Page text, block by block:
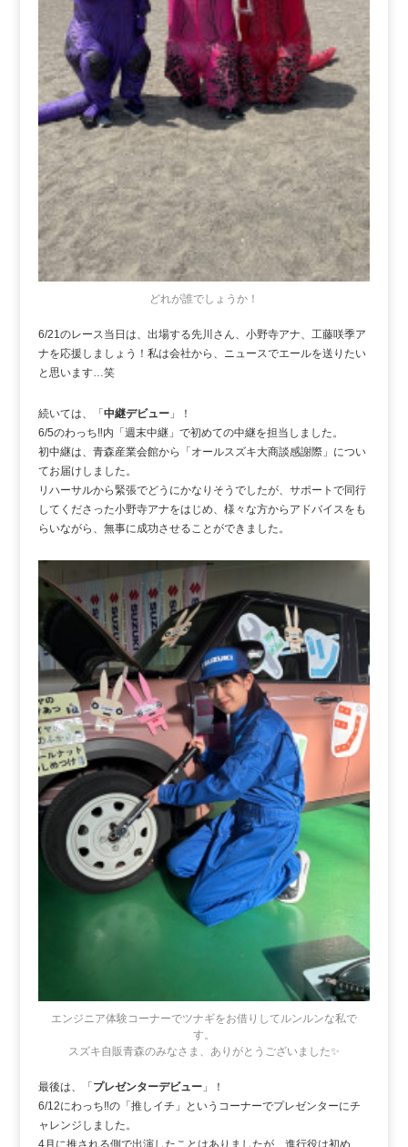
どれが誰でしょうか！
6/21のレース当日は、出場する先川さん、小野寺アナ、工藤咲季ア
ナを応援しましょう！私は会社から、ニュースでエールを送りたい
と思います…笑
続いては、「中継デビュー 」！
6/5のわっち‼内「週末中継」で初めての中継を担当しました。
初中継は、青森産業会館から「オールスズキ大商談感謝際」につい
てお届けしました。
リハーサルから緊張でどうにかなりそうでしたが、サポートで同行
してくださった小野寺アナをはじめ、様々な方からアドバイスをも
らいながら、無事に成功させることができました。
エンジニア体験コーナーでツナギをお借りしてルンルンな私で
す。
スズキ自販青森のみなさま、ありがとうございました✨
最後は、「プレゼンターデビュー 」！
6/12にわっち‼の「推しイチ」というコーナーでプレゼンターにチ
ャレンジしました。
4月に推される側で出演したことはありましたが、進行役は初め